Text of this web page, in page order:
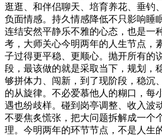
逛逛、和伴侣聊天、培育养花、垂钓
负面情感。持久情感降低不只影响睡
连结安然平静乐不雅的心态，也是一
考，大师关心今明两年的人生节点，
子过得更平稳、更顺心。抛开所有的
段，最该做的就是采取当下，规划，
够拼体力、闯新，到了现阶段，稳沉
的从旋律。不必爱慕他人的糊口，每
遇也纷歧样。碰到岗亭调整、收入波
不要焦炙慌张，把大问题拆解成一个
理。今明两年的环节节点，不是人生